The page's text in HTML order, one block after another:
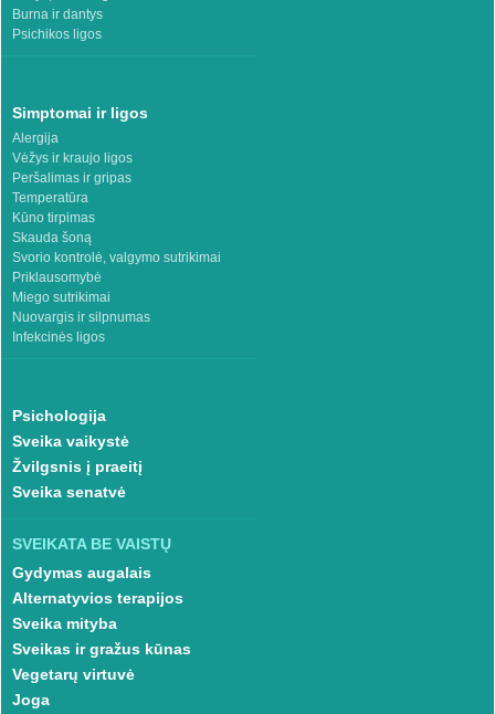
Burna ir dantys
Psichikos ligos
Simptomai ir ligos
Alergija
Vėžys ir kraujo ligos
Peršalimas ir gripas
Temperatūra
Kūno tirpimas
Skauda šoną
Svorio kontrolė, valgymo sutrikimai
Priklausomybė
Miego sutrikimai
Nuovargis ir silpnumas
Infekcinės ligos
Psichologija
Sveika vaikystė
Žvilgsnis į praeitį
Sveika senatvė
SVEIKATA BE VAISTŲ
Gydymas augalais
Alternatyvios terapijos
Sveika mityba
Sveikas ir gražus kūnas
Vegetarų virtuvė
Joga